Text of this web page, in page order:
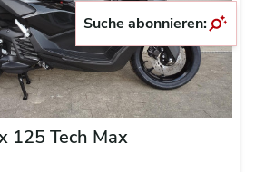
125 Tech Max
Suche abonnieren: